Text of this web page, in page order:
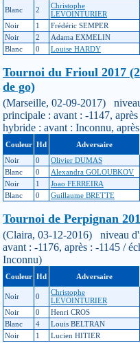
Blanc
2
Christophe
LEVOINTURIER
Noir
1 Frédéric SEMPER
Noir
2 Adama EXMELIN
Blanc
0 Louise HARDY
Tournoi du Frioul 2017
de go)
(Marseille, 02-09-2017)
principale : avant : -1147,
hybride : avant : Inconnu,
Couleur Hd Adversaire
Noir
0 Olivier DUMAS
Blanc
0 Alexandra GOLOUBKOV
Noir
1 Joao FERREIRA
Blanc
0 Guillaume BRETTE
Tournoi de Perpignan
(Claira, 03-12-2016) niveau
avant : -1176, après : -1145 /
Inconnu)
Couleur Hd Adversaire
Noir
0
Christophe
LEVOINTURIER
Noir
0 Henri CROS
Blanc
4 Louis BELTRAN
Noir
1 Lucien HITIER